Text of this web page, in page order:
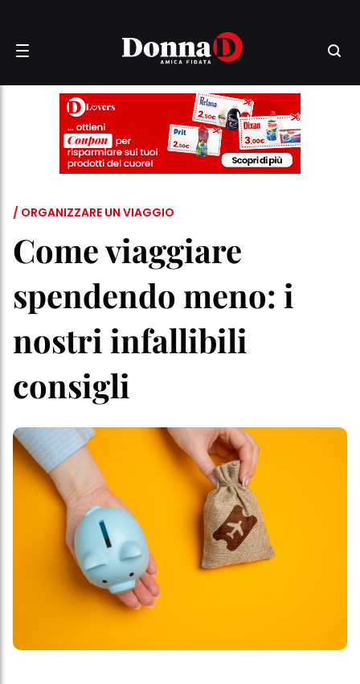
/ ORGANIZZARE UN VIAGGIO
Come viaggiare
spendendo meno: i
nostri infallibili
consigli